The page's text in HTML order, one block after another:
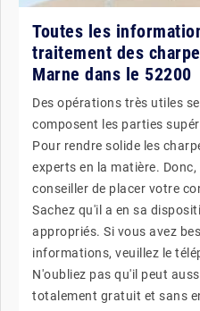
Toutes les
traitement des
Marne dans le 52200
Des opérations très utiles
composent les parties
Pour rendre solide les
experts en la matière.
conseiller de placer votre
Sachez qu'il a en sa
appropriés. Si vous avez
informations, veuillez le
N'oubliez pas qu'il peut
totalement gratuit et sans